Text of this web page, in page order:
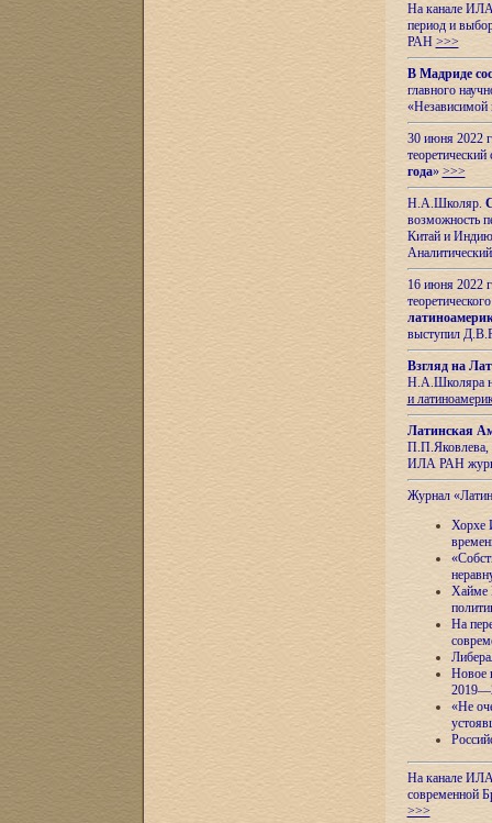
На канале
период и
РАН >>>
В Мадриде
главного
«Независимой
30 июня 2022
года» >>>
Н.А.Школяр.
возможность
Китай и
16 июня 2022
выступил
Взгляд на
Н.А.Школяра
и
Латинская
П.П.Яковлева,
ИЛА РАН
Журнал
Хорхе
Хайме
На
Новое
«Не
На канале ИЛА
современной
>>>